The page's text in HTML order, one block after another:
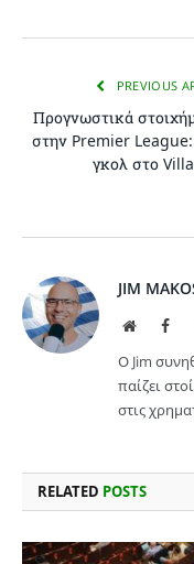
PREVIOUS
Προγνωστικά
στην Premier
γκολ στο
JIM
Website
Ο Jim
παίζει
στις
RELATED POSTS